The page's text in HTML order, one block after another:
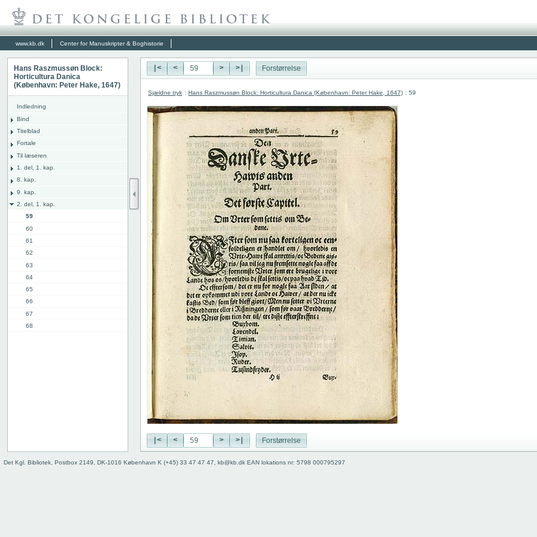
www.kb.dk Center for Manuskripter & Boghistorie
Hans Raszmussøn Block:
Horticultura Danica
(København: Peter Hake, 1647)
Indledning
Bind
Titelblad
Fortale
Til læseren
1. del, 1. kap.
8. kap.
9. kap.
2. del, 1. kap.
59
60
61
62
63
64
65
66
67
68
8. kap.
|< < > >| Forstørrelse
Sjældne tryk : Hans Raszmussøn Block: Horticultura Danica (København: Peter Hake, 1647) : 59
|< < > >| Forstørrelse
Det Kgl. Bibliotek, Postbox 2149, DK-1016 København K (+45) 33 47 47 47, kb@kb.dk EAN lokations nr: 5798 000795297